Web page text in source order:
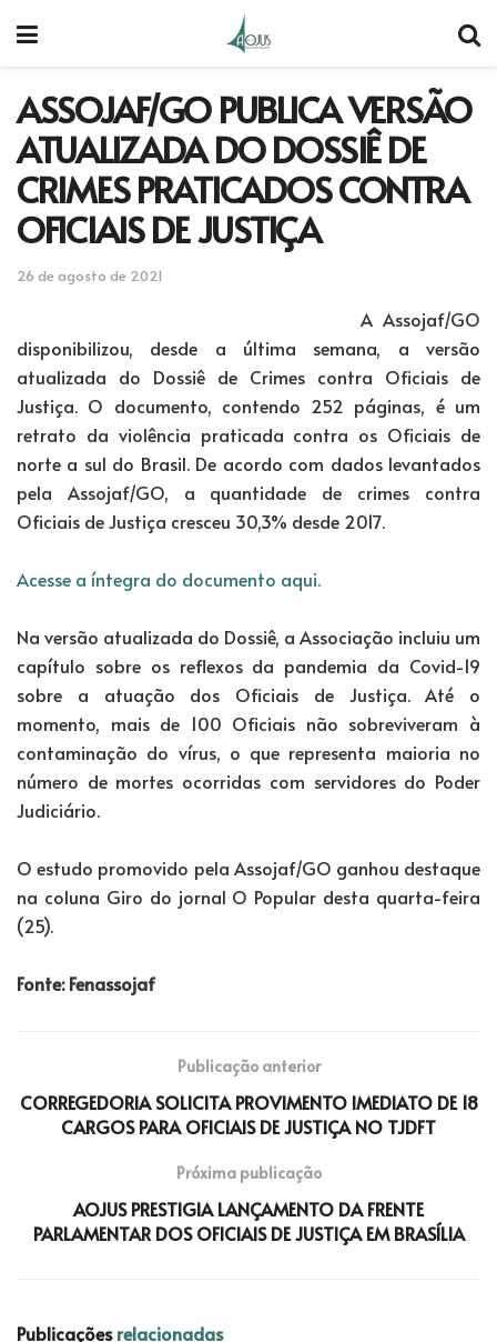
ASSOJAF/GO PUBLICA VERSÃO
ATUALIZADA DO DOSSIÊ DE
CRIMES PRATICADOS CONTRA
OFICIAIS DE JUSTIÇA
26 de agosto de 2021
A Assojaf/GO
disponibilizou, desde a última semana, a versão
atualizada do Dossiê de Crimes contra Oficiais de
Justiça. O documento, contendo 252 páginas, é um
retrato da violência praticada contra os Oficiais de
norte a sul do Brasil. De acordo com dados levantados
pela Assojaf/GO, a quantidade de crimes contra
Oficiais de Justiça cresceu 30,3% desde 2017.
Acesse a íntegra do documento aqui.
Na versão atualizada do Dossiê, a Associação incluiu um
capítulo sobre os reflexos da pandemia da Covid-19
sobre a atuação dos Oficiais de Justiça. Até o
momento, mais de 100 Oficiais não sobreviveram à
contaminação do vírus, o que representa maioria no
número de mortes ocorridas com servidores do Poder
Judiciário.
O estudo promovido pela Assojaf/GO ganhou destaque
na coluna Giro do jornal O Popular desta quarta-feira
(25).
Fonte: Fenassojaf
Publicação anterior
CORREGEDORIA SOLICITA PROVIMENTO IMEDIATO DE 18
CARGOS PARA OFICIAIS DE JUSTIÇA NO TJDFT
Próxima publicação
AOJUS PRESTIGIA LANÇAMENTO DA FRENTE
PARLAMENTAR DOS OFICIAIS DE JUSTIÇA EM BRASÍLIA
Publicaçõesrelacionadas